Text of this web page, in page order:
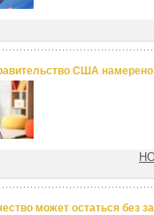
США
может остаться без